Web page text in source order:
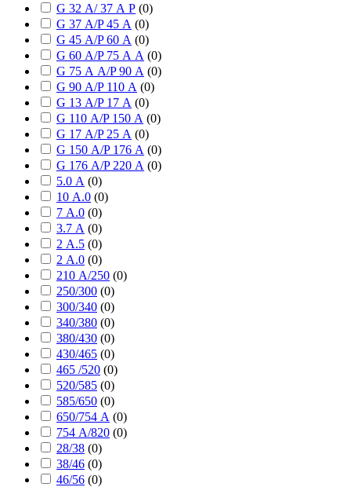
G 32 А/ 37 А P (0)
G 37 А/P 45 А (0)
G 45 А/P 60 А (0)
G 60 А/P 75 А А (0)
G 75 А А/P 90 А (0)
G 90 А/P 110 А (0)
G 13 А/P 17 А (0)
G 110 А/P 150 А (0)
G 17 А/P 25 А (0)
G 150 А/P 176 А (0)
G 176 А/P 220 А (0)
5.0 А (0)
10 А.0 (0)
7 А.0 (0)
3.7 А (0)
2 А.5 (0)
2 А.0 (0)
210 А/250 (0)
250/300 (0)
300/340 (0)
340/380 (0)
380/430 (0)
430/465 (0)
465 /520 (0)
520/585 (0)
585/650 (0)
650/754 А (0)
754 А/820 (0)
28/38 (0)
38/46 (0)
46/56 (0)